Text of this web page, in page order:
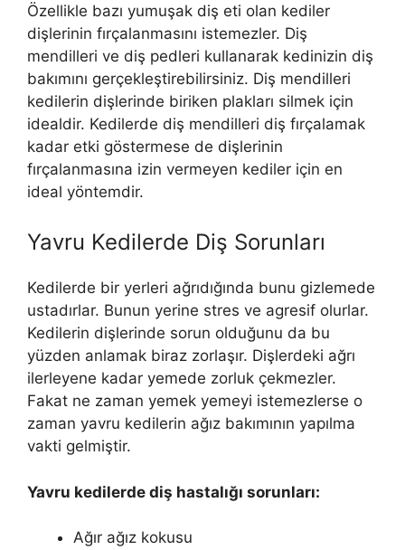
Özellikle bazı yumuşak diş eti olan kediler
dişlerinin fırçalanmasını istemezler. Diş
mendilleri ve diş pedleri kullanarak kedinizin diş
bakımını gerçekleştirebilirsiniz. Diş mendilleri
kedilerin dişlerinde biriken plakları silmek için
idealdir. Kedilerde diş mendilleri diş fırçalamak
kadar etki göstermese de dişlerinin
fırçalanmasına izin vermeyen kediler için en
ideal yöntemdir.
Yavru Kedilerde Diş Sorunları
Kedilerde bir yerleri ağrıdığında bunu gizlemede
ustadırlar. Bunun yerine stres ve agresif olurlar.
Kedilerin dişlerinde sorun olduğunu da bu
yüzden anlamak biraz zorlaşır. Dişlerdeki ağrı
ilerleyene kadar yemede zorluk çekmezler.
Fakat ne zaman yemek yemeyi istemezlerse o
zaman yavru kedilerin ağız bakımının yapılma
vakti gelmiştir.
Yavru kedilerde diş hastalığı sorunları:
Ağır ağız kokusu